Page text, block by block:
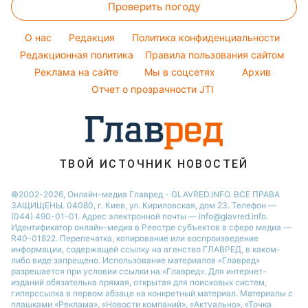
Модные ошибки
Новости моды
Советы от Андре Тана
Новости Полтавы
Новости Сум
Новости Львова
Новости Черкассы
Новости Днепра
Новости Ровно
Новости Тернополя
Новости Запорожья
Новости Одессы
Проверить погоду
O нас Редакция
Политика конфиденциальности
Редакционная политика
Правила пользования сайтом
Реклама на сайте
Мы в соцсетях
Архив
Отчет о прозрачности JTI
ТВОЙ ИСТОЧНИК НОВОСТЕЙ
©2002-2026, Онлайн-медиа Главред - GLAVRED.INFO. ВСЕ ПРАВА
ЗАЩИЩЕНЫ. 04080, г. Киев, ул. Кириловская, дом 23. Телефон —
(044) 490-01-01. Адрес электронной почты — info@glavred.info.
Идентификатор онлайн-медиа в Реестре cубъектов в сфере медиа —
R40-01822. Перепечатка, копирование или воспроизведение
информации, содержащей ссылку на агенство ГЛАВРЕД, в каком-
либо виде запрещено. Использование материалов «Главред»
разрешается при условии ссылки на «Главред». Для интернет-
изданий обязательна прямая, открытая для поисковых систем,
гиперссылка в первом абзаце на конкретный материал. Материалы с
плашками «Реклама», «Новости компаний», «Актуально», «Точка